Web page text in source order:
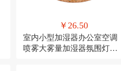
￥26.50
室内小型加湿器办公室空调
喷雾大雾量加湿器氛围灯